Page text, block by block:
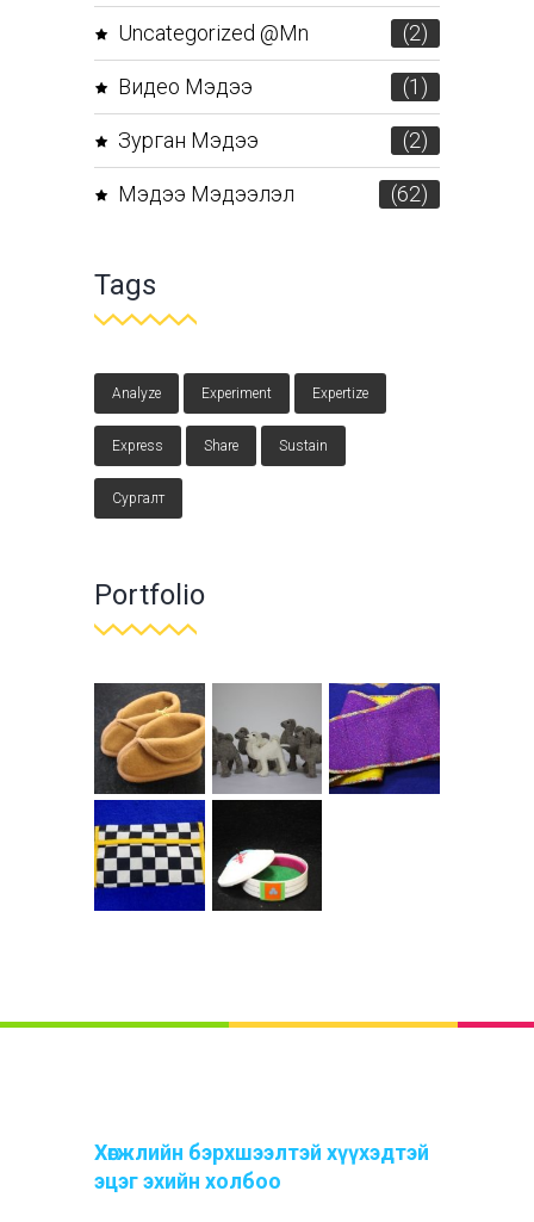
Uncategorized @mn (2)
Видео Мэдээ (1)
Зурган Мэдээ (2)
Мэдээ Мэдээлэл (62)
Tags
Analyze Experiment Expertize
Express Share Sustain
Сургалт
Portfolio
Хөгжлийн бэрхшээлтэй хүүхэдтэй
эцэг эхийн холбоо